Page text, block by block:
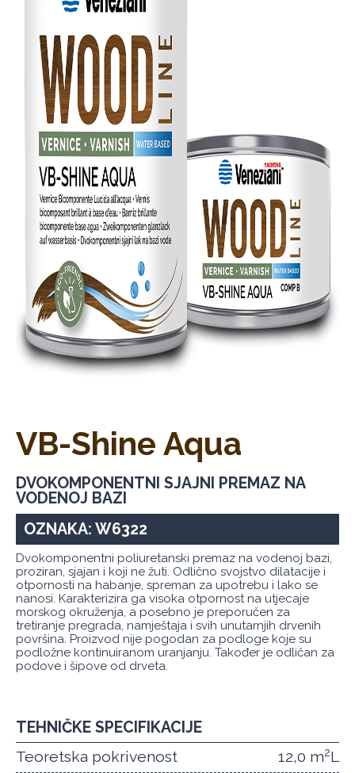
VB-Shine Aqua
DVOKOMPONENTNI SJAJNI PREMAZ NA
VODENOJ BAZI
OZNAKA: W6322
Dvokomponentni poliuretanski premaz na vodenoj bazi,
proziran, sjajan i koji ne žuti. Odlično svojstvo dilatacije i
otpornosti na habanje, spreman za upotrebu i lako se
nanosi. Karakterizira ga visoka otpornost na utjecaje
morskog okruženja, a posebno je preporučen za
tretiranje pregrada, namještaja i svih unutarnjih drvenih
površina. Proizvod nije pogodan za podloge koje su
podložne kontinuiranom uranjanju. Također je odličan za
podove i šipove od drveta.
TEHNIČKE SPECIFIKACIJE
Teoretska pokrivenost
12,0 m2L